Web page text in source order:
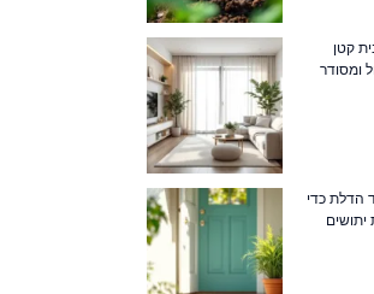
קטן
ומסודר
הדלת כדי
יתושים